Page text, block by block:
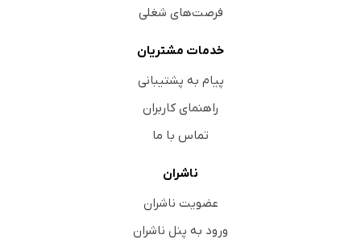
فرصت‌های شغلی
خدمات مشتریان
پیام به پشتیبانی
راهنمای کاربران
تماس با ما
ناشران
عضویت ناشران
ورود به پنل ناشران